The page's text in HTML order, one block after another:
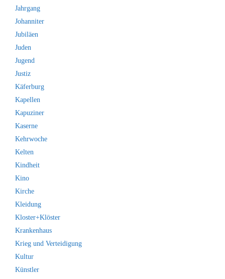
Jahrgang
Johanniter
Jubiläen
Juden
Jugend
Justiz
Käferburg
Kapellen
Kapuziner
Kaserne
Kehrwoche
Kelten
Kindheit
Kino
Kirche
Kleidung
Kloster+Klöster
Krankenhaus
Krieg und Verteidigung
Kultur
Künstler